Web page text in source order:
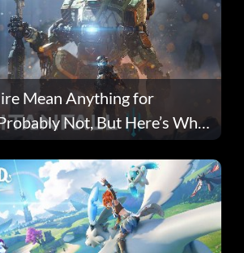
Mean Anything for
Not, But Here’s Why